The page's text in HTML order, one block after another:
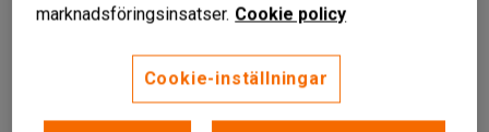
marknadsföringsinsatser. Cookie policy
Cookie-inställningar